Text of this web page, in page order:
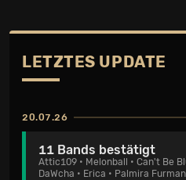
LETZTES UPDATE
20.07.26
11 Bands bestätigt
Attic109 • Melonball • Can't Be
DaWcha • Erica • Palmira Furman